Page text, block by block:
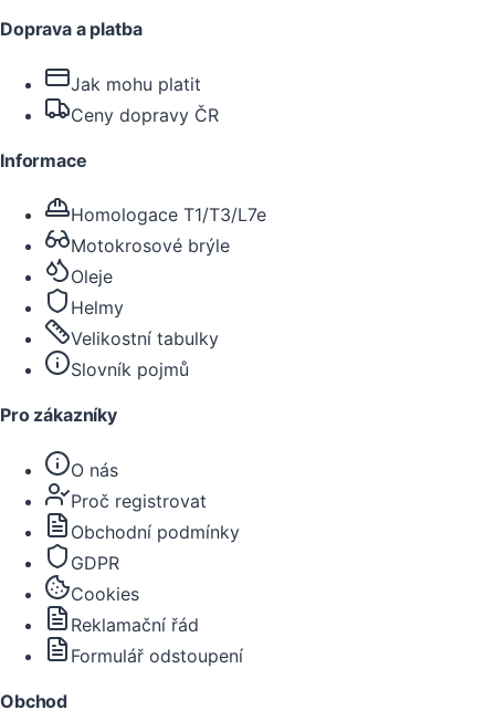
Doprava a platba
Jak mohu platit
Ceny dopravy ČR
Informace
Homologace T1/T3/L7e
Motokrosové brýle
Oleje
Helmy
Velikostní tabulky
Slovník pojmů
Pro zákazníky
O nás
Proč registrovat
Obchodní podmínky
GDPR
Cookies
Reklamační řád
Formulář odstoupení
Obchod